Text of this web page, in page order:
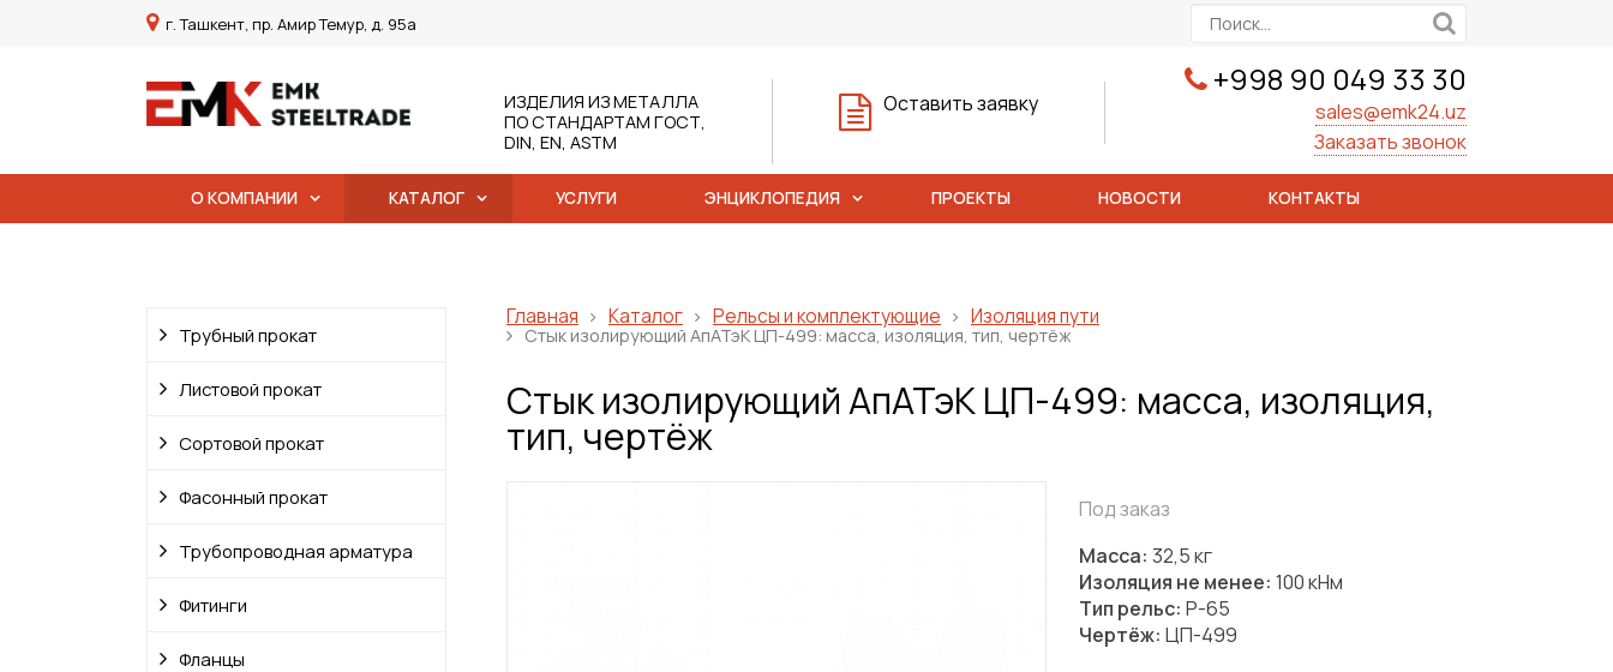
г. Ташкент, пр. Амир Темур, д. 95а
+998 90 049 33 30
sales@emk24.uz
Заказать звонок
Оставить заявку
ИЗДЕЛИЯ ИЗ МЕТАЛЛА
ПО СТАНДАРТАМ ГОСТ,
DIN, EN, ASTM
О КОМПАНИИ КАТАЛОГ УСЛУГИ ЭНЦИКЛОПЕДИЯ ПРОЕКТЫ НОВОСТИ КОНТАКТЫ
Трубный прокат
Листовой прокат
Сортовой прокат
Фасонный прокат
Трубопроводная арматура
Фитинги
Фланцы
Главная Каталог Рельсы и комплектующие Изоляция пути
Стык изолирующий АпАТэК ЦП-499: масса, изоляция, тип, чертёж
Стык изолирующий АпАТэК ЦП-499: масса, изоляция,
тип, чертёж
Под заказ
Масса: 32,5 кг
Изоляция не менее: 100 кНм
Тип рельс: Р-65
Чертёж: ЦП-499